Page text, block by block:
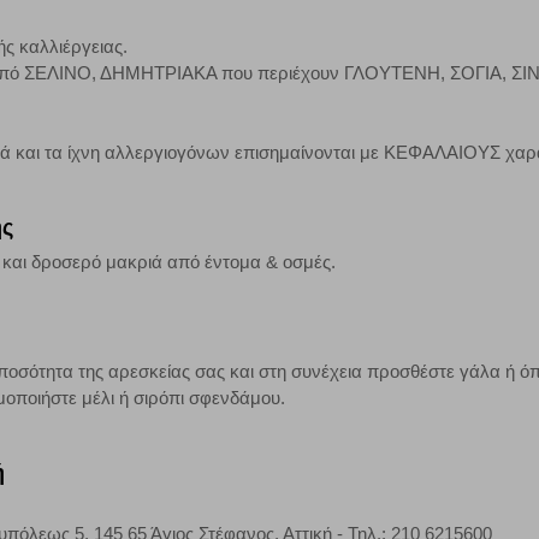
καλλιέργειας.
από ΣΕΛΙΝΟ, ΔΗΜΗΤΡΙΑΚΑ που περιέχουν ΓΛΟΥΤΕΝΗ, ΣΟΓΙΑ,
και τα ίχνη αλλεργιογόνων επισημαίνονται με ΚΕΦΑΛΑΙΟΥΣ
και δροσερό μακριά από έντομα & οσμές.
της αρεσκείας σας και στη συνέχεια προσθέστε γάλα ή
μέλι ή σιρόπι σφενδάμου.
5, 145 65 Άγιος Στέφανος, Αττική - Τηλ.: 210 6215600
δεν επιτρέψετε την αποδοχή αυτής της κατηγορίας cookies, δεν θα
το ενδεχόμενο σε αυτήν την περίπτωση ορισμένα τμήματα του ιστότοπου